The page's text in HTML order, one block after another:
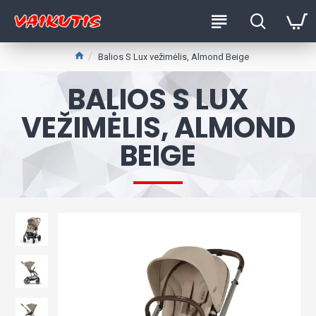
Balios S Lux vežimėlis, Almond Beige
BALIOS S LUX
VEŽIMĖLIS, ALMOND
BEIGE